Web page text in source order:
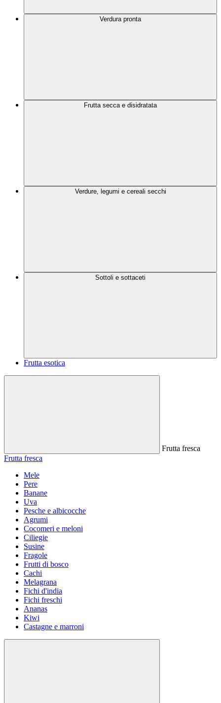
Verdura pronta
Frutta secca e disidratata
Verdure, legumi e cereali secchi
Sottoli e sottaceti
Frutta esotica
Frutta fresca
Frutta fresca
Mele
Pere
Banane
Uva
Pesche e albicocche
Agrumi
Cocomeri e meloni
Ciliegie
Susine
Fragole
Frutti di bosco
Cachi
Melagrana
Fichi d'india
Fichi freschi
Ananas
Kiwi
Castagne e marroni